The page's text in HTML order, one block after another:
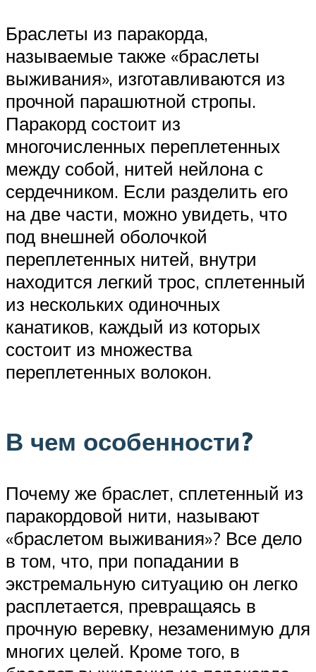
Браслеты из паракорда,
называемые также «браслеты
выживания», изготавливаются из
прочной парашютной стропы.
Паракорд состоит из
многочисленных переплетенных
между собой, нитей нейлона с
сердечником. Если разделить его
на две части, можно увидеть, что
под внешней оболочкой
переплетенных нитей, внутри
находится легкий трос, сплетенный
из нескольких одиночных
канатиков, каждый из которых
состоит из множества
переплетенных волокон.
В чем особенности?
Почему же браслет, сплетенный из
паракордовой нити, называют
«браслетом выживания»? Все дело
в том, что, при попадании в
экстремальную ситуацию он легко
расплетается, превращаясь в
прочную веревку, незаменимую для
многих целей. Кроме того, в